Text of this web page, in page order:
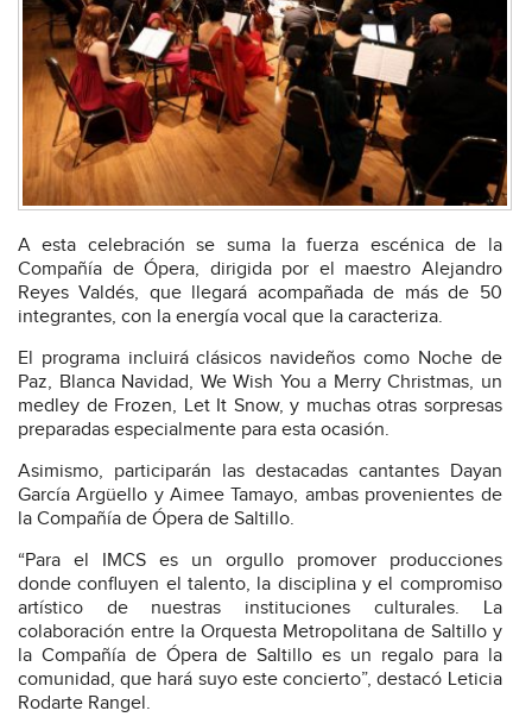
A esta celebración se suma la fuerza escénica de la
Compañía de Ópera, dirigida por el maestro Alejandro
Reyes Valdés, que llegará acompañada de más de 50
integrantes, con la energía vocal que la caracteriza.
El programa incluirá clásicos navideños como Noche de
Paz, Blanca Navidad, We Wish You a Merry Christmas, un
medley de Frozen, Let It Snow, y muchas otras sorpresas
preparadas especialmente para esta ocasión.
Asimismo, participarán las destacadas cantantes Dayan
García Argüello y Aimee Tamayo, ambas provenientes de
la Compañía de Ópera de Saltillo.
“Para el IMCS es un orgullo promover producciones
donde confluyen el talento, la disciplina y el compromiso
artístico de nuestras instituciones culturales. La
colaboración entre la Orquesta Metropolitana de Saltillo y
la Compañía de Ópera de Saltillo es un regalo para la
comunidad, que hará suyo este concierto”, destacó Leticia
Rodarte Rangel.